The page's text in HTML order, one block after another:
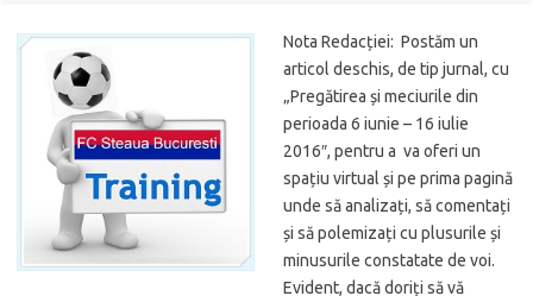
Nota Redacției: Postăm un
articol deschis, de tip jurnal, cu
„Pregătirea și meciurile din
perioada 6 iunie – 16 iulie
2016″, pentru a va oferi un
spațiu virtual și pe prima pagină
unde să analizați, să comentați
și să polemizați cu plusurile și
minusurile constatate de voi.
Evident, dacă doriți să vă